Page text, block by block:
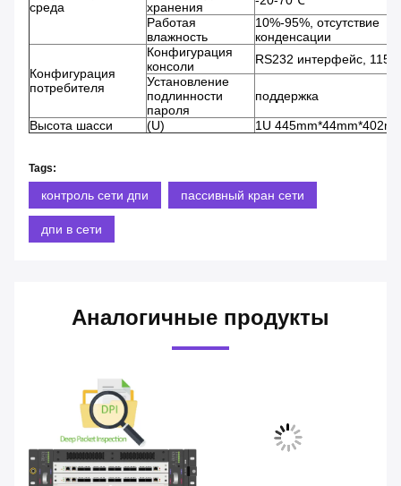
среда
хранения
Работая
влажность
10%-95%, отсутствие
конденсации
Конфигурация
потребителя
Конфигурация
консоли
RS232 интерфейс,
Установление
подлинности
пароля
поддержка
Высота шасси (U) 1U
Tags:
контроль сети дпи пассивный кран сети
дпи в сети
Аналогичные продукты